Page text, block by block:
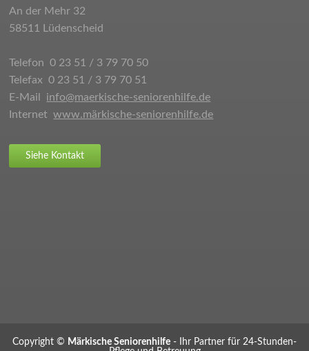
An der Mehr 32
58511 Lüdenscheid
Telefon 0 23 51 / 3 79 70 50
Telefax 0 23 51 / 3 79 70 51
E-Mail info@maerkische-seniorenhilfe.de
Internetwww.märkische-seniorenhilfe.de
Siehe Kontakt
Copyright © Märkische Seniorenhilfe - Ihr Partner für 24-Stunden-